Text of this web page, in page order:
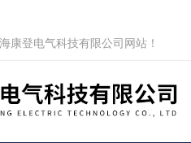
康登电气科技有限公司网站！